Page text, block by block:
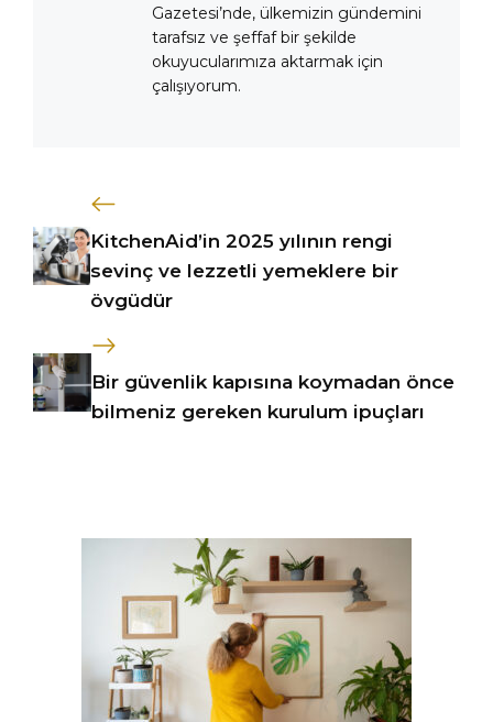
Gazetesi’nde, ülkemizin gündemini
tarafsız ve şeffaf bir şekilde
okuyucularımıza aktarmak için
çalışıyorum.
KitchenAid’in 2025 yılının rengi
sevinç ve lezzetli yemeklere bir
övgüdür
Bir güvenlik kapısına koymadan önce
bilmeniz gereken kurulum ipuçları